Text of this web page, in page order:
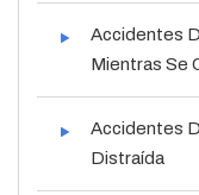
Accidentes
Mientras Se
Accidentes
Distraída